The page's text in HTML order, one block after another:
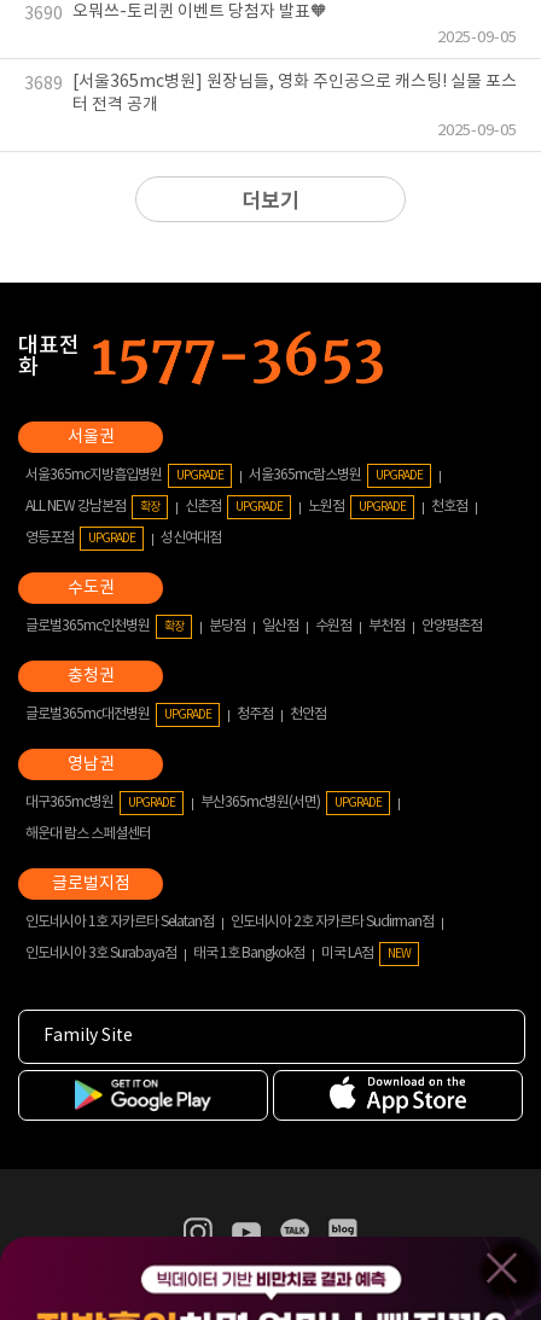
3690 오뭐쓰-토리퀸 이벤트 당첨자 발표🧡
2025-09-05
3689
[서울365mc병원] 원장님들, 영화 주인공으로 캐스팅! 실물 포스
터 전격 공개
2025-09-05
더보기
대표전
화
서울365mc지방흡입병원 UPGRADE 서울365mc람스병원 UPGRADE
ALL NEW 강남본점 확장 신촌점 UPGRADE 노원점 UPGRADE
천호점
영등포점
UPGRADE 성신여대점
글로벌365mc인천병원 확장 분당점 일산점 수원점 부천점 안양평촌점
글로벌365mc대전병원 UPGRADE 청주점 천안점
대구365mc병원 UPGRADE 부산365mc병원(서면) UPGRADE
해운대 람스 스페셜센터
인도네시아 1호 자카르타 Selatan점
인도네시아 2호 자카르타 Sudirman점
인도네시아 3호 Surabaya점
태국 1호 Bangkok점 미국 LA점 NEW
Family Site
365mc 병·의원 이용약관
홈페이지 이용약관
비급여진료수가